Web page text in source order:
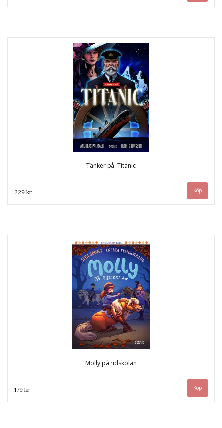
Tänker på: Titanic
229 kr
Molly på ridskolan
179 kr